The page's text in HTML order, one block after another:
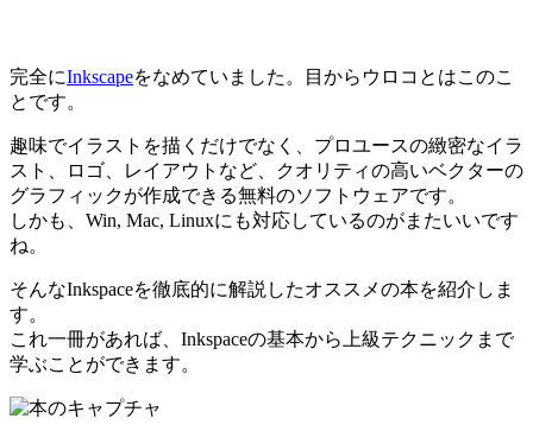
完全にInkscapeをなめていました。目からウロコとはこのこ
とです。
趣味でイラストを描くだけでなく、プロユースの緻密なイラ
スト、ロゴ、レイアウトなど、クオリティの高いベクターの
グラフィックが作成できる無料のソフトウェアです。
しかも、Win, Mac, Linuxにも対応しているのがまたいいです
ね。
そんなInkspaceを徹底的に解説したオススメの本を紹介しま
す。
これ一冊があれば、Inkspaceの基本から上級テクニックまで
学ぶことができます。